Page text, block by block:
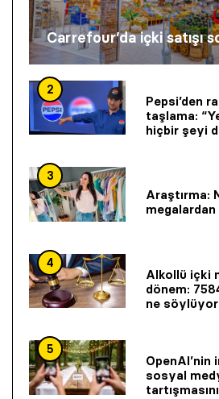
Carrefour’da içki satışı
2
Pepsi’den
taşlama:
hiçbir şeyi
3
Araştırma:
4
Alkollü içki
dönem:
ne
5
OpenAI’nin
sosyal